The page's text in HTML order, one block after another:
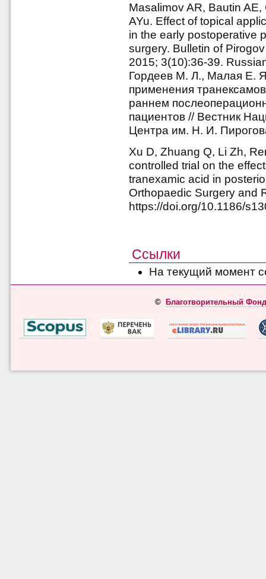
Masalimov AR, Bautin
AYu. Effect of topical
in the early postoperative
surgery. Bulletin of
2015; 3(10):36-39.
Гордеев М. Л., Малая Е.
применения
раннем
пациентов // Вестник
Центра им. Н. И.
Xu D, Zhuang Q, Li Zh,
controlled trial on the
tranexamic acid in
Orthopaedic Surgery and
https://doi.org/10.1186/
Ссылки
На текущий момент
© Благотворительный